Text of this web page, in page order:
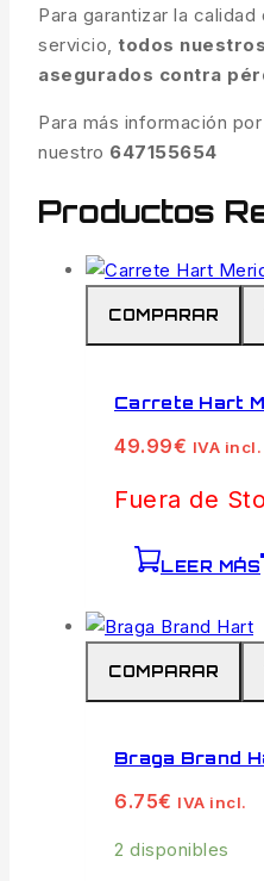
Para garantizar la calidad
servicio, todos
asegurados contra
Para más información
nuestro 647155654
Productos
COMPARAR
Carrete Hart
49.99€ IVA incl.
Fuera de
LEER MÁS
COMPARAR
Braga Brand
6.75€ IVA incl.
2 disponibles